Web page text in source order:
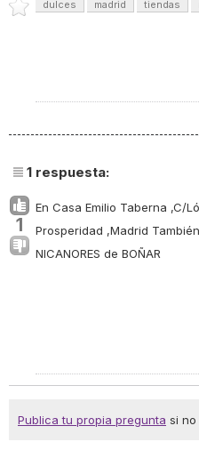
dulces madrid tiendas
1 respuesta:
1
En Casa Emilio Taberna ,C/
Prosperidad ,Madrid
NICANORES de BOÑAR
Publica tu propia pregunta si no